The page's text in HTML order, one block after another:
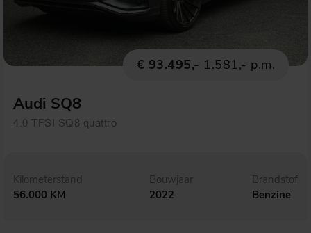
€ 93.495,- 1.581,- p.m.
Audi SQ8
4.0 TFSI SQ8 quattro
Kilometerstand
56.000 KM
Bouwjaar
2022
Brandstof
Benzine